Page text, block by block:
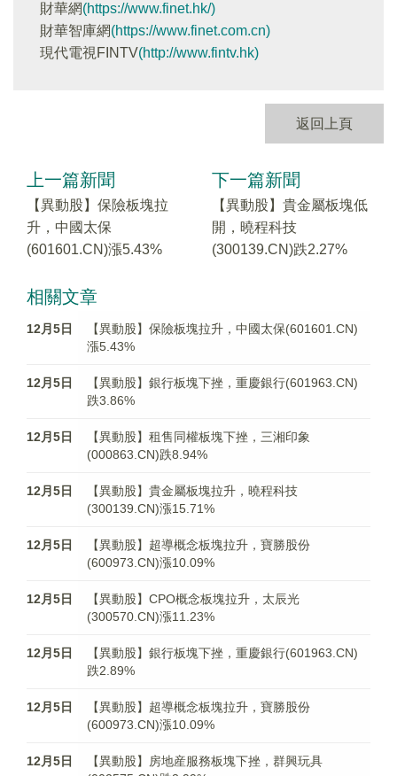
財華網(https://www.finet.hk/)
財華智庫網(https://www.finet.com.cn)
現代電視FINTV(http://www.fintv.hk)
返回上頁
上一篇新聞
【異動股】保險板塊拉
升，中國太保
(601601.CN)漲5.43%
下一篇新聞
【異動股】貴金屬板塊低
開，曉程科技
(300139.CN)跌2.27%
相關文章
12月5日
【異動股】保險板塊拉升，中國太保(601601.CN)
漲5.43%
12月5日
【異動股】銀行板塊下挫，重慶銀行(601963.CN)
跌3.86%
12月5日
【異動股】租售同權板塊下挫，三湘印象
(000863.CN)跌8.94%
12月5日
【異動股】貴金屬板塊拉升，曉程科技
(300139.CN)漲15.71%
12月5日
【異動股】超導概念板塊拉升，寶勝股份
(600973.CN)漲10.09%
12月5日
【異動股】CPO概念板塊拉升，太辰光
(300570.CN)漲11.23%
12月5日
【異動股】銀行板塊下挫，重慶銀行(601963.CN)
跌2.89%
12月5日
【異動股】超導概念板塊拉升，寶勝股份
(600973.CN)漲10.09%
12月5日
【異動股】房地産服務板塊下挫，群興玩具